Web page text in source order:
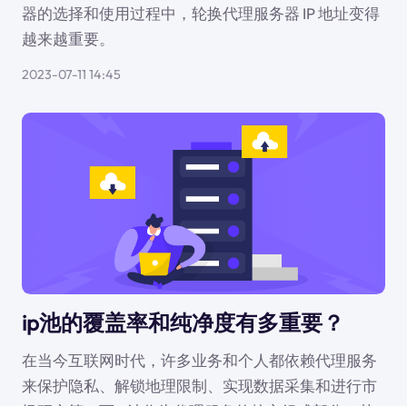
器的选择和使用过程中，轮换代理服务器 IP 地址变得
越来越重要。
2023-07-11 14:45
ip池的覆盖率和纯净度有多重要？
在当今互联网时代，许多业务和个人都依赖代理服务
来保护隐私、解锁地理限制、实现数据采集和进行市